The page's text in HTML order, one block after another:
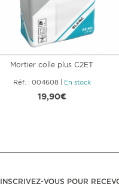
Mortier colle plus C2ET
Réf. : 004608| En stock
19,90€
INSCRIVEZ-VOUS POUR